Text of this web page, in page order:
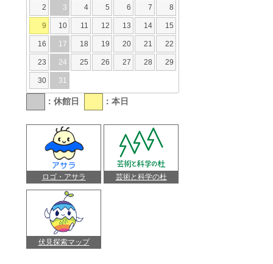
2 3 4 5 6 7 8
9 10 11 12 13 14 15
16 17 18 19 20 21 22
23 24 25 26 27 28 29
30 31
：休館日 ：本日
ロゴ・アサラ 芸術と科学の杜
伏見探索マップ